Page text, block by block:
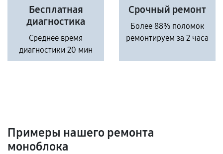
Бесплатная
диагностика
Среднее время
диагностики 20 мин
Срочный ремонт
Более 88% поломок
ремонтируем за 2 часа
Примеры нашего ремонта
моноблока